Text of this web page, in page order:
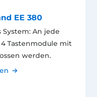
EE 380
An jede
Tastenmodule mit
werden.